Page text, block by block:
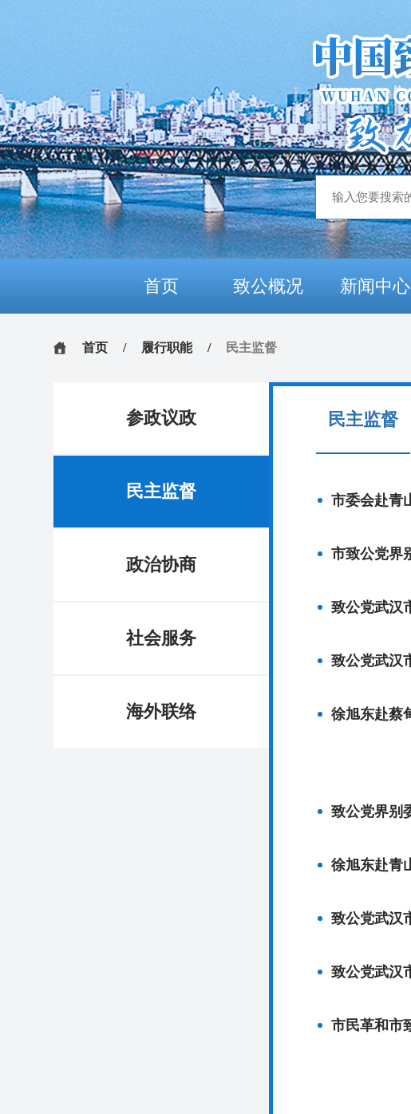
首页 致公概况 新闻中心
首页 / 履行职能 / 民主监督
参政议政
民主监督
政治协商
社会服务
海外联络
民主监督
市委会赴青
市致公党界
致公党武汉
致公党武汉
徐旭东赴蔡
致公党界别
徐旭东赴青
致公党武汉
致公党武汉
市民革和市